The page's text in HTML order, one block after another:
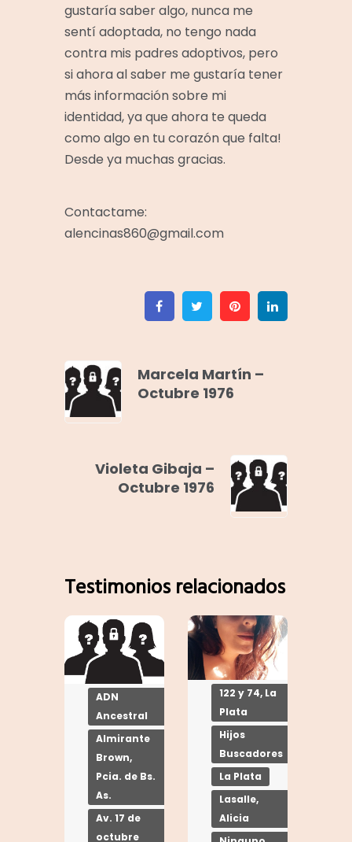
gustaría saber algo, nunca me
sentí adoptada, no tengo nada
contra mis padres adoptivos, pero
si ahora al saber me gustaría tener
más información sobre mi
identidad, ya que ahora te queda
como algo en tu corazón que falta!
Desde ya muchas gracias.
Contactame:
alencinas860@gmail.com
FacebookTwitter Pinterest
Marcela Martín –
Octubre 1976
Violeta Gibaja –
Octubre 1976
Testimonios relacionados
ADN
Ancestral
Almirante
Brown,
Pcia. de Bs.
As.
Av. 17 de
octubre
122 y 74, La
Plata
Hijos
Buscadores
La Plata
Lasalle,
Alicia